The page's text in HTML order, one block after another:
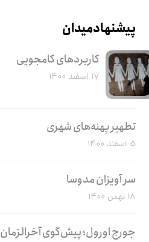
پیشنهاد میدان
کاربرد‌های کامجویی
۱۷ اسفند ۱۴۰۰
تطهیر پهنه‌های شهری
۵ اسفند ۱۴۰۰
سر آویزان مدوسا
۱۸ بهمن ۱۴۰۰
جورج اورول؛ پیش‌گوی آخرالزمان